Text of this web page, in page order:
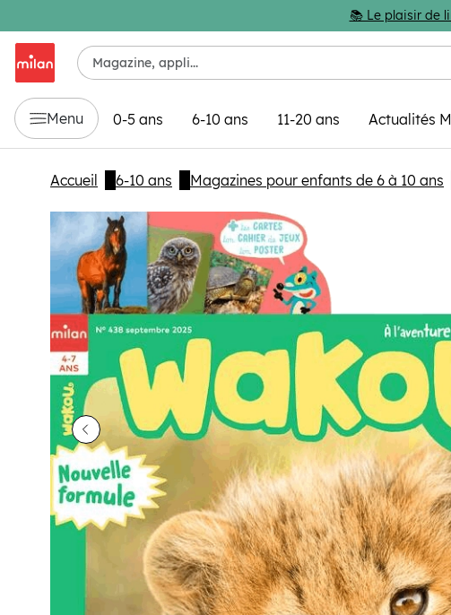
📚 Le plaisir de
Menu 0-5 ans 6-10 ans 11-20 ans Actualités
Accueil 6-10 ans Magazines pour enfants de 6 à 10 ans
Précédent